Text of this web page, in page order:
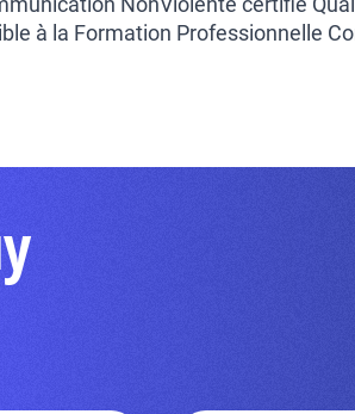
à la Formation Professionnelle